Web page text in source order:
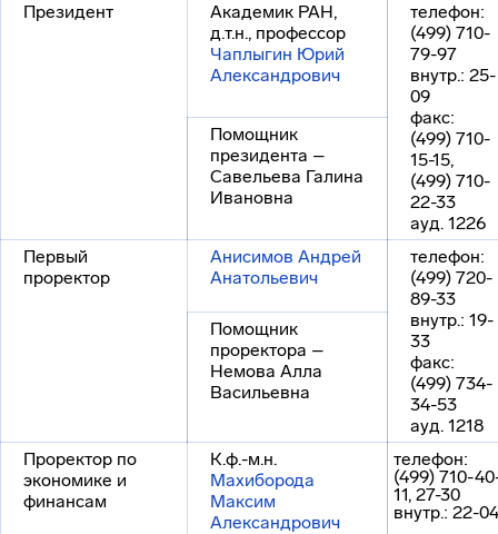
Президент
Академик РАН,
д.т.н., профессор
Чаплыгин Юрий
Александрович
телефон:
(499) 710-
79-97
внутр.: 25-
09
факс:
(499) 710-
15-15,
(499) 710-
22-33
ауд. 1226
Помощник
президента –
Савельева Галина
Ивановна
Первый
проректор
Анисимов Андрей
Анатольевич
телефон:
(499) 720-
89-33
внутр.: 19-
33
факс:
(499) 734-
34-53
ауд. 1218
Помощник
проректора –
Немова Алла
Васильевна
Проректор по
экономике и
финансам
К.ф.-м.н.
Махиборода
Максим
Александрович
телефон:
(499) 710-
11, 27-30
внутр.: 22-04